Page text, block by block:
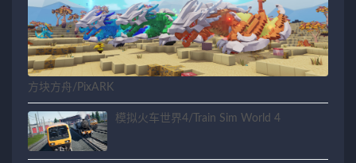
方块方舟/PixARK
模拟火车世界4/Train Sim World 4